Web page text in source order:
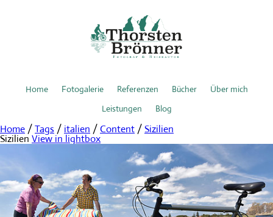
Home Fotogalerie Referenzen Bücher
Über mich
Leistungen
Blog
Home /Tags / italien /Content /Sizilien
Sizilien View in lightbox